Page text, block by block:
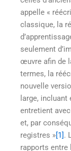
appelle «
classique, la
seulement
œuvre afin de
termes, la
nouvelle
large,
entretient
et, par
registres »[1].
rapports